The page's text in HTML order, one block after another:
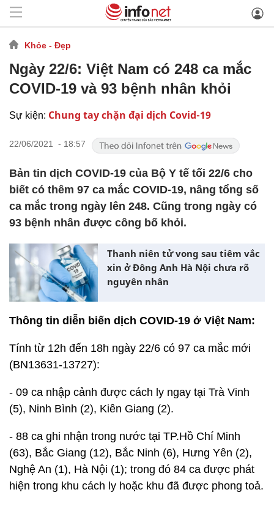
Khỏe - Đẹp
Ngày 22/6: Việt Nam có 248 ca mắc
COVID-19 và 93 bệnh nhân khỏi
Sự kiện: Chung tay chặn đại dịch Covid-19
22/06/2021 - 18:57
Bản tin dịch COVID-19 của Bộ Y tế tối 22/6 cho
biết có thêm 97 ca mắc COVID-19, nâng tổng số
ca mắc trong ngày lên 248. Cũng trong ngày có
93 bệnh nhân được công bố khỏi.
Thanh niên tử vong sau tiêm vắc
xin ở Đông Anh Hà Nội chưa rõ
nguyên nhân
Thông tin diễn biến dịch COVID-19 ở Việt Nam:
Tính từ 12h đến 18h ngày 22/6 có 97 ca mắc mới
(BN13631-13727):
- 09 ca nhập cảnh được cách ly ngay tại Trà Vinh
(5), Ninh Bình (2), Kiên Giang (2).
- 88 ca ghi nhận trong nước tại TP.Hồ Chí Minh
(63), Bắc Giang (12), Bắc Ninh (6), Hưng Yên (2),
Nghệ An (1), Hà Nội (1); trong đó 84 ca được phát
hiện trong khu cách ly hoặc khu đã được phong toả.